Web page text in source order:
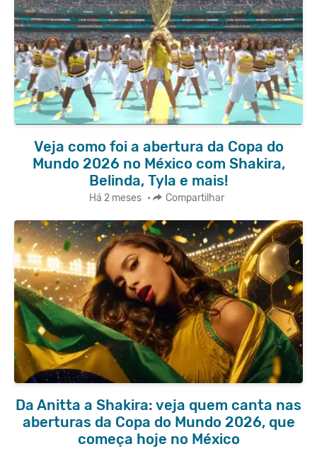
Veja como foi a abertura da Copa do
Mundo 2026 no México com Shakira,
Belinda, Tyla e mais!
Há 2 meses • Compartilhar
Da Anitta a Shakira: veja quem canta nas
aberturas da Copa do Mundo 2026, que
começa hoje no México